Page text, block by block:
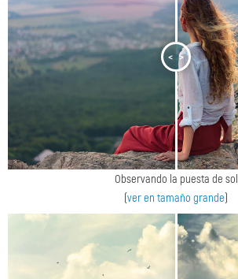
< >
Observando la puesta de sol
(ver en tamaño grande)